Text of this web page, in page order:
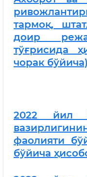
тармоқ,
доир
тўғрисида
чорак бўйича)
2022 йил
фаолияти
бўйича